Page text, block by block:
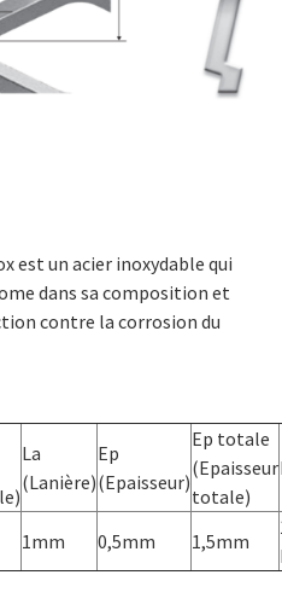
est un acier inoxydable qui
dans sa composition et
contre la corrosion du
La
(Lanière)
Ep
(Epaisseur)
Ep totale
(Epaisseur
totale)
1mm 0,5mm 1,5mm